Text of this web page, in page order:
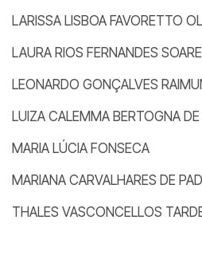
LARISSA LISBOA FAVORETTO
LAURA RIOS FERNANDES
LEONARDO GONÇALVES
LUIZA CALEMMA BERTOGNA DE
MARIA LÚCIA FONSECA
MARIANA CARVALHARES DE
THALES VASCONCELLOS